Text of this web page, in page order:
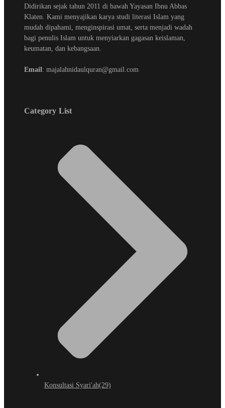
Didirikan sejak tahun 2011 di bawah Yayasan Ibnu Abbas
Klaten. Kami menyajikan karya studi literasi Islam yang
mudah dipahami, menginspirasi umat, serta menjadi wadah
bagi penulis Islam untuk menyiarkan gagasan keislaman,
keumatan, dan kebangsaan.
Email: majalahnidaulquran@gmail.com
Category List
Konsultasi Syari'ah(29)